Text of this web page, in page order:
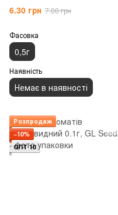
6.30 грн 7.00 грн
Фасовка
0,5г
Наявність
Немає в наявності
Розпродаж
−10%
ОПТ 10